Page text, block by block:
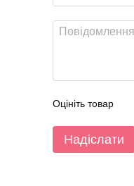
Оцініть товар
Надіслати